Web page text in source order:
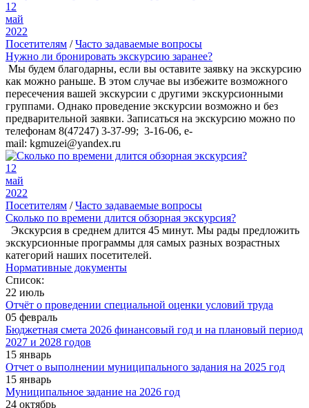
12
май
2022
Посетителям /Часто задаваемые вопросы
Нужно ли бронировать экскурсию заранее?
Мы будем благодарны, если вы оставите заявку на экскурсию
как можно раньше. В этом случае вы избежите возможного
пересечения вашей экскурсии с другими экскурсионными
группами. Однако проведение экскурсии возможно и без
предварительной заявки. Записаться на экскурсию можно по
телефонам 8(47247) 3-37-99; 3-16-06, e-
mail: kgmuzei@yandex.ru
12
май
2022
Посетителям /Часто задаваемые вопросы
Сколько по времени длится обзорная экскурсия?
Экскурсия в среднем длится 45 минут. Мы рады предложить
экскурсионные программы для самых разных возрастных
категорий наших посетителей.
Нормативные документы
Список:
22 июль
Отчёт о проведении специальной оценки условий труда
05 февраль
Бюджетная смета 2026 финансовый год и на плановый период
2027 и 2028 годов
15 январь
Отчет о выполнении муниципального задания на 2025 год
15 январь
Муниципальное задание на 2026 год
24 октябрь